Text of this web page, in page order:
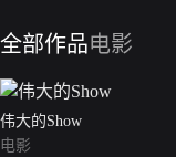
全部作品电影
伟大的Show
电影